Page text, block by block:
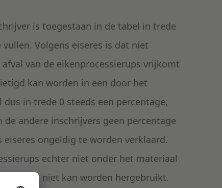
is toegestaan in de tabel in trede
Volgens eiseres is dat niet
van de eikenprocessierups vrijkomt
kan worden in een door het
in trede 0 steeds een percentage,
andere inschrijvers geen percentage
ongeldig te worden verklaard.
echter niet onder het materiaal
het niet kan worden hergebruikt.